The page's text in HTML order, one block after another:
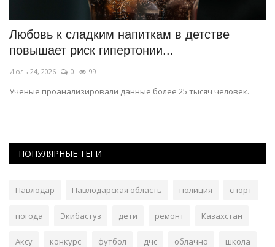
Любовь к сладким напиткам в детстве
повышает риск гипертонии...
Июль 24, 2026 0 99
Ученые проанализировали данные более 25 тысяч человек.
ПОПУЛЯРНЫЕ ТЕГИ
Павлодар Павлодарская область полиция спорт
погода Экибастуз дети ремонт Казахстан
Аксу конкурс футбол дчс облачно школа